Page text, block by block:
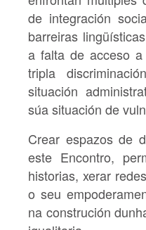
de integración
barreiras
a falta de acceso
tripla
situación
súa situación de
Crear espazos de
este Encontro,
historias, xerar
o seu
na construción